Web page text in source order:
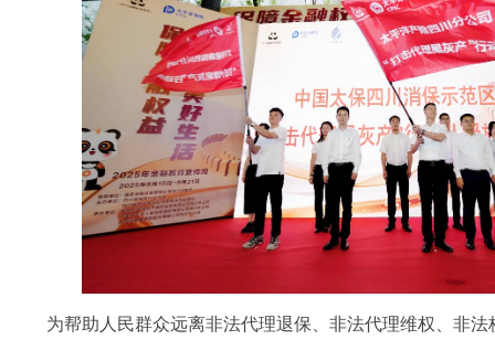
为帮助人民群众远离非法代理退保、非法代理维权、非法